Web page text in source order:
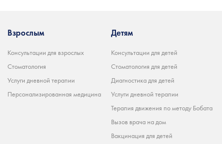
Взрослым
Консультации для взрослых
Стоматология
Услуги дневной терапии
Персонализированная медицина
Детям
Консультации для детей
Стоматология для детей
Диагностика для детей
Услуги дневной терапии
Терапия движения по методу Бобата
Вызов врача на дом
Вакцинация для детей